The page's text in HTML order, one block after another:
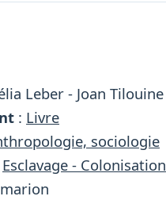
Leber - Joan Tilouine
: Livre
sociologie
Esclavage - Colonisation